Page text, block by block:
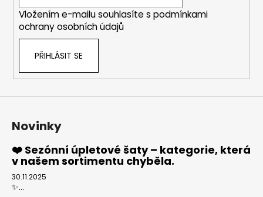
Vložením e-mailu souhlasíte s podmínkami
ochrany osobních údajů
PŘIHLÁSIT SE
Novinky
❤️ Sezónní úpletové šaty – kategorie, která
v našem sortimentu chyběla.
30.11.2025
✨...